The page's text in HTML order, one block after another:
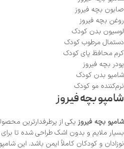
صابون بچه فیروز
روغن بچه فیروز
لوسیون بدن کودک
دستمال مرطوب کودک
کرم محافظ پای کودک
پودر بچه فیروز
شامپو بدن کودک
نرم‌کننده مو کودک
شامپو بچه فیروز
شامپو بچه فیروز یکی از پرطرفدارترین
بسیار ملایم و بدون اشک طراحی شده تا